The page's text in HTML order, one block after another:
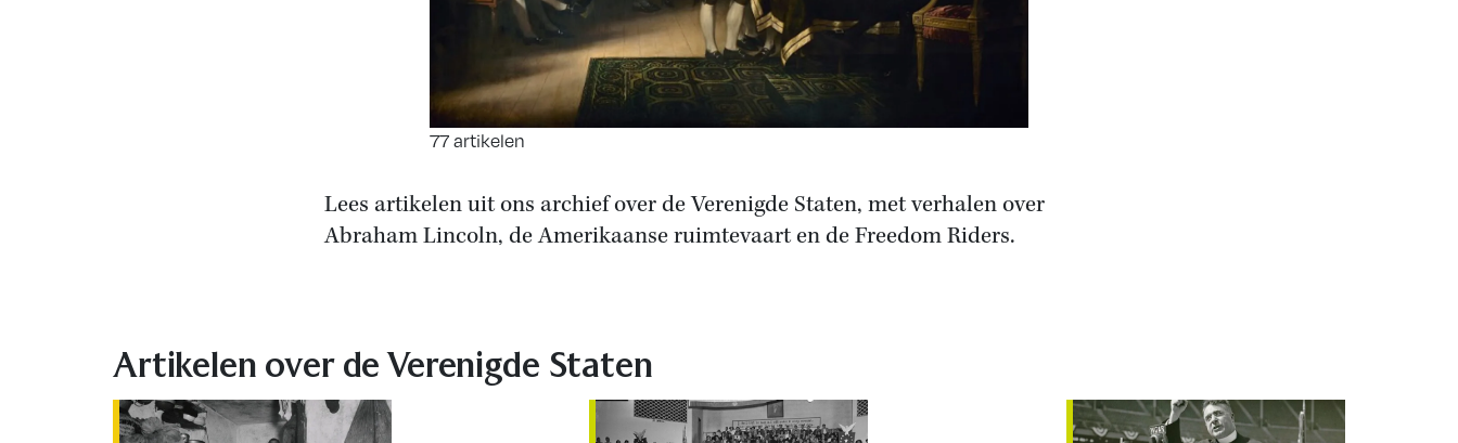
77 artikelen
Lees artikelen uit ons archief over de Verenigde Staten, met verhalen over
Abraham Lincoln, de Amerikaanse ruimtevaart en de Freedom Riders.
Artikelen over de Verenigde Staten